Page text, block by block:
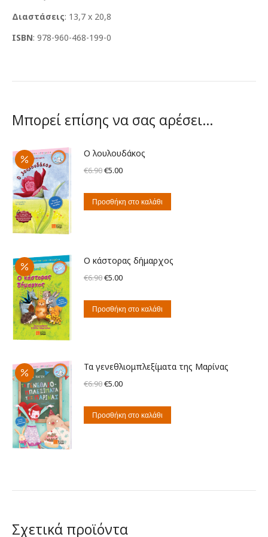
Διαστάσεις: 13,7 x 20,8
ISBN: 978-960-468-199-0
Μπορεί επίσης να σας αρέσει…
Ο λουλουδάκος
€6.90Original
was:
€5.00Η
τιμή
Προσθήκη στο καλάθι
Ο κάστορας δήμαρχος
€6.90Original
was:
€5.00Η
τιμή
Προσθήκη στο καλάθι
Τα γενεθλιομπλεξίματα της Μαρίνας
€6.90Original
was:
€5.00Η
τιμή
Προσθήκη στο καλάθι
Σχετικά προϊόντα